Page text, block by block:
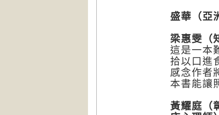
盛華（亞
梁惠雯（
這是一本
拾以口進
感念作者
本書能讓
黃耀庭（